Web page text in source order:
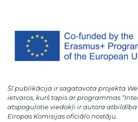
Šī publikācija ir sagatavota projekta
ietvaros, kurš tapis ar programmas
atspoguļotie viedokļi ir autora
Eiropas Komisijas oficiālo nostāju.